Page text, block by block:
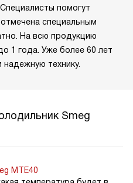
помогут
отмечена специальным
На всю продукцию
1 года. Уже более 60 лет
технику.
Smeg
MTE40